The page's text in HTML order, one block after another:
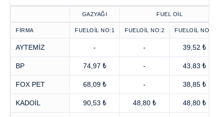
GAZYAĞI FUEL OİL
FİRMA FUELOİL NO:1 FUELOİL NO:2 FUELOİL NO:3
AYTEMİZ - - 39,52 ₺
BP 74,97 ₺ - 43,83 ₺
FOX PET 68,09 ₺ - 38,85 ₺
KADOİL 90,53 ₺ 48,80 ₺ 48,80 ₺